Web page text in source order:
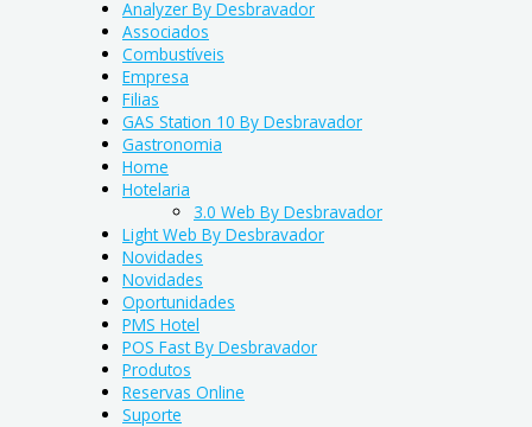
Analyzer By Desbravador
Associados
Combustíveis
Empresa
Filias
GAS Station 10 By Desbravador
Gastronomia
Home
Hotelaria
3.0 Web By Desbravador
Light Web By Desbravador
Novidades
Novidades
Oportunidades
PMS Hotel
POS Fast By Desbravador
Produtos
Reservas Online
Suporte